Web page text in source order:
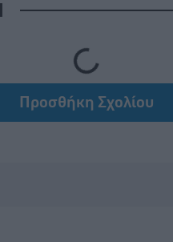
Loading...
Προσθήκη Σχολίου